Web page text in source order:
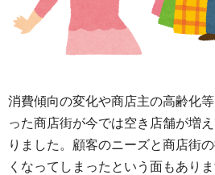
消費傾向の変化や商店主の高齢化
った商店街が今では空き店舗が増
りました。顧客のニーズと商店街
くなってしまったという面もあり